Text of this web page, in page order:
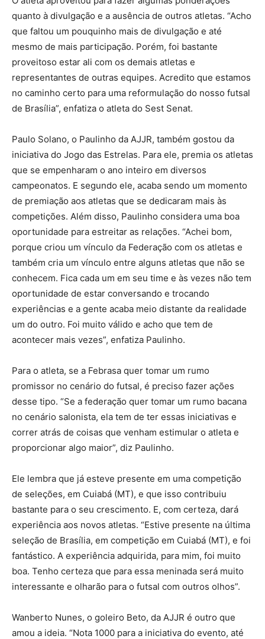
quanto à divulgação e a ausência de outros atletas. “Acho
que faltou um pouquinho mais de divulgação e até
mesmo de mais participação. Porém, foi bastante
proveitoso estar ali com os demais atletas e
representantes de outras equipes. Acredito que estamos
no caminho certo para uma reformulação do nosso futsal
de Brasília”, enfatiza o atleta do Sest Senat.
Paulo Solano, o Paulinho da AJJR, também gostou da
iniciativa do Jogo das Estrelas. Para ele, premia os atletas
que se empenharam o ano inteiro em diversos
campeonatos. E segundo ele, acaba sendo um momento
de premiação aos atletas que se dedicaram mais às
competições. Além disso, Paulinho considera uma boa
oportunidade para estreitar as relações. “Achei bom,
porque criou um vínculo da Federação com os atletas e
também cria um vínculo entre alguns atletas que não se
conhecem. Fica cada um em seu time e às vezes não tem
oportunidade de estar conversando e trocando
experiências e a gente acaba meio distante da realidade
um do outro. Foi muito válido e acho que tem de
acontecer mais vezes”, enfatiza Paulinho.
Para o atleta, se a Febrasa quer tomar um rumo
promissor no cenário do futsal, é preciso fazer ações
desse tipo. “Se a federação quer tomar um rumo bacana
no cenário salonista, ela tem de ter essas iniciativas e
correr atrás de coisas que venham estimular o atleta e
proporcionar algo maior”, diz Paulinho.
Ele lembra que já esteve presente em uma competição
de seleções, em Cuiabá (MT), e que isso contribuiu
bastante para o seu crescimento. E, com certeza, dará
experiência aos novos atletas. “Estive presente na última
seleção de Brasília, em competição em Cuiabá (MT), e foi
fantástico. A experiência adquirida, para mim, foi muito
boa. Tenho certeza que para essa meninada será muito
interessante e olharão para o futsal com outros olhos”.
Wanberto Nunes, o goleiro Beto, da AJJR é outro que
amou a ideia. “Nota 1000 para a iniciativa do evento, até